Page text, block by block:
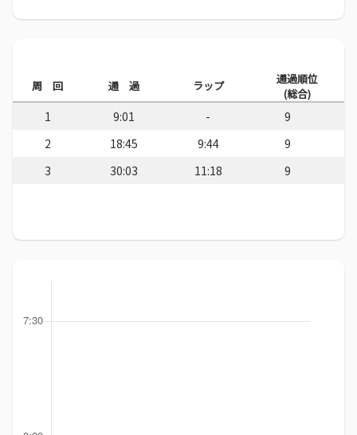
周 回 通 過 ラップ
通過順位
(総合)
1 9:01 -
9
2
18:45 9:44
9
3
30:03 11:18 9